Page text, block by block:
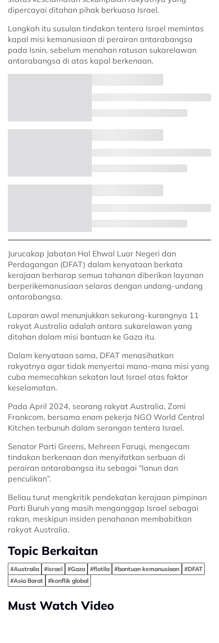
dipercayai ditahan pihak berkuasa Israel.
Langkah itu susulan tindakan tentera Israel memintas
kapal misi kemanusiaan di perairan antarabangsa
pada Isnin, sebelum menahan ratusan sukarelawan
antarabangsa di atas kapal berkenaan.
Jurucakap Jabatan Hal Ehwal Luar Negeri dan
Perdagangan (DFAT) dalam kenyataan berkata
kerajaan berharap semua tahanan diberikan layanan
berperikemanusiaan selaras dengan undang-undang
antarabangsa.
Laporan awal menunjukkan sekurang-kurangnya 11
rakyat Australia adalah antara sukarelawan yang
ditahan dalam misi bantuan ke Gaza itu.
Dalam kenyataan sama, DFAT menasihatkan
rakyatnya agar tidak menyertai mana-mana misi yang
cuba memecahkan sekatan laut Israel atas faktor
keselamatan.
Pada April 2024, seorang rakyat Australia, Zomi
Frankcom, bersama enam pekerja NGO World Central
Kitchen terbunuh dalam serangan tentera Israel.
Senator Parti Greens, Mehreen Faruqi, mengecam
tindakan berkenaan dan menyifatkan serbuan di
perairan antarabangsa itu sebagai “lanun dan
penculikan”.
Beliau turut mengkritik pendekatan kerajaan pimpinan
Parti Buruh yang masih menganggap Israel sebagai
rakan, meskipun insiden penahanan membabitkan
rakyat Australia.
Topic Berkaitan
#Australia #israel #Gaza #flotila #bantuan kemanusiaan
#DFAT
#Asia Barat
#konflik global
Must Watch Video